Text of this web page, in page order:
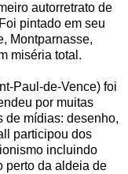
autorretrato de
pintado em seu
Montparnasse,
miséria total.
Paul-de-Vence) foi
por muitas
de mídias: desenho,
participou dos
incluindo
perto da aldeia de